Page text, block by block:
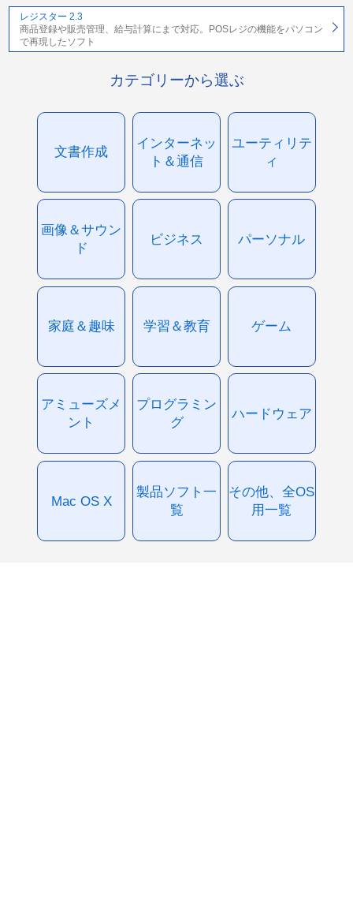
レジスター 2.3
商品登録や販売管理、給与計算にまで対応。POSレジの機能をパソコン
で再現したソフト
カテゴリーから選ぶ
文書作成
インターネッ
ト＆通信
ユーティリテ
ィ
画像＆サウン
ド
ビジネス パーソナル
家庭＆趣味 学習＆教育 ゲーム
アミューズメ
ント
プログラミン
グ
ハードウェア
Mac OS X
製品ソフト一
覧
その他、全OS
用一覧